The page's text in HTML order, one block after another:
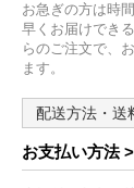
お急ぎの方は時
早くお届けでき
らのご注文で、
ます。
配送方法・送
お支払い方法 >